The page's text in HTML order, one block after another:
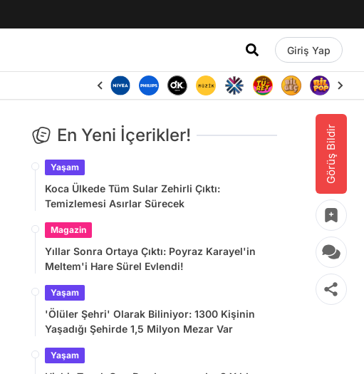
Giriş Yap
Görüş Bildir
En Yeni İçerikler!
Yaşam
Koca Ülkede Tüm Sular Zehirli Çıktı:
Temizlemesi Asırlar Sürecek
Magazin
Yıllar Sonra Ortaya Çıktı: Poyraz Karayel'in
Meltem'i Hare Sürel Evlendi!
Yaşam
'Ölüler Şehri' Olarak Biliniyor: 1300 Kişinin
Yaşadığı Şehirde 1,5 Milyon Mezar Var
Yaşam